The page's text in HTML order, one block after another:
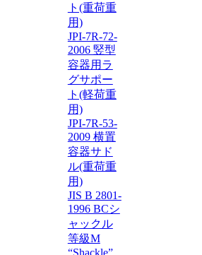
ト(重荷重
用)
JPI-7R-72-
2006 竪型
容器用ラ
グサポー
ト(軽荷重
用)
JPI-7R-53-
2009 横置
容器サド
ル(重荷重
用)
JIS B 2801-
1996 BCシ
ャックル
等級M
“Shackle”